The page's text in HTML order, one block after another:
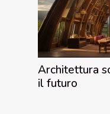
Architettura
il futuro